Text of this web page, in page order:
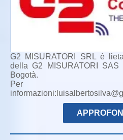
G2 MISURATORI SRL è
della G2 MISURATORI
Bogotà.
Per